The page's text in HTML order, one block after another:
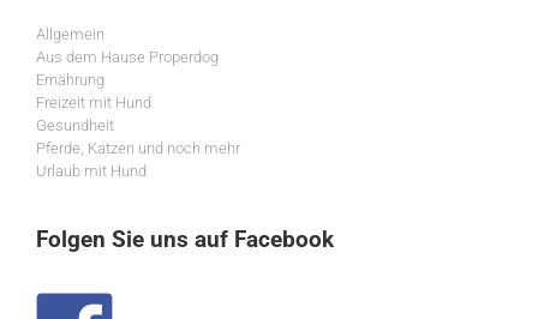
Allgemein
Aus dem Hause Properdog
Ernährung
Freizeit mit Hund
Gesundheit
Pferde, Katzen und noch mehr
Urlaub mit Hund
Folgen Sie uns auf Facebook